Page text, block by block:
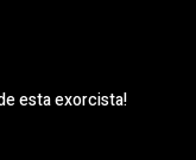
esta exorcista!